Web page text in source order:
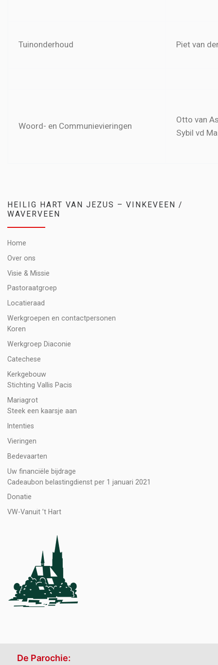
Tuinonderhoud Piet van
Woord- en Communievieringen
Otto van
Sybil vd
HEILIG HART VAN JEZUS – VINKEVEEN /
WAVERVEEN
Home
Over ons
Visie & Missie
Pastoraatgroep
Locatieraad
Werkgroepen en contactpersonen
Koren
Werkgroep Diaconie
Catechese
Kerkgebouw
Stichting Vallis Pacis
Mariagrot
Steek een kaarsje aan
Intenties
Vieringen
Bedevaarten
Uw financiële bijdrage
Cadeaubon belastingdienst per 1 januari 2021
Donatie
VW-Vanuit ’t Hart
De Parochie: